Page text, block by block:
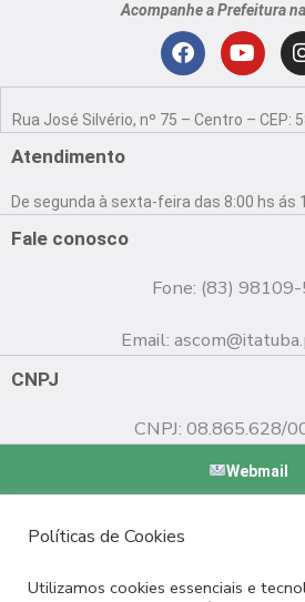
Acompanhe a Prefeitura
F
c
o
o
Y
u
b
e
I
Rua José Silvério, nº 75 – Centro – CEP:
Atendimento
De segunda à sexta-feira das 8:00 hs ás
Fale conosco
Fone: (83)
Email:
CNPJ
CNPJ: 08.865.628/
Webmail
Políticas de Cookies
Utilizamos cookies essenciais e